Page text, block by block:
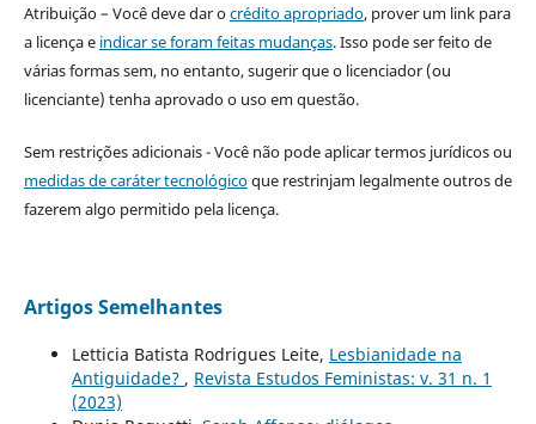
Atribuição – Você deve dar ocrédito apropriado, prover um link para
a licença e indicar se foram feitas mudanças. Isso pode ser feito de
várias formas sem, no entanto, sugerir que o licenciador (ou
licenciante) tenha aprovado o uso em questão.
Sem restrições adicionais - Você não pode aplicar termos jurídicos ou
medidas de caráter tecnológicoque restrinjam legalmente outros de
fazerem algo permitido pela licença.
Artigos Semelhantes
Letticia Batista Rodrigues Leite, Lesbianidade na
Antiguidade? , Revista Estudos Feministas: v. 31 n. 1
(2023)